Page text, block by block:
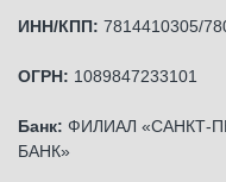
ИНН/КПП: 7814410305/
ОГРН: 1089847233101
Банк: ФИЛИАЛ «САНКТ-
БАНК»